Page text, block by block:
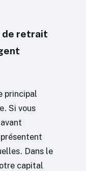
de retrait
principal
Si vous
présentent
Dans le
capital